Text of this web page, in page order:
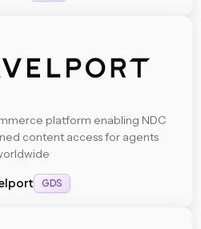
platform enabling NDC
content access for agents
GDS